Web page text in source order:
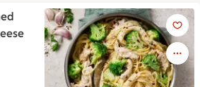
Krämig spaketti i en stor